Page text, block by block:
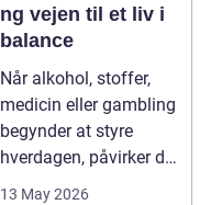
ng vejen til et liv i
balance
Når alkohol, stoffer,
medicin eller gambling
begynder at styre
hverdagen, påvirker det
ikke kun pers...
13 May 2026